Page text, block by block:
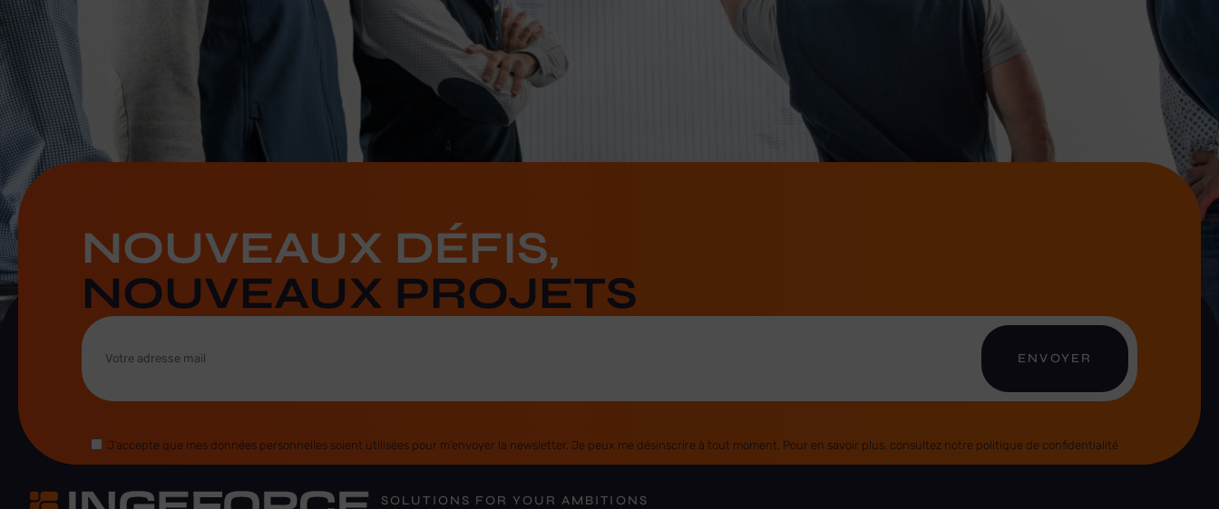
NOUVEAUX DÉFIS,
NOUVEAUX PROJETS
J’accepte que mes données personnelles soient utilisées pour m’envoyer la newsletter. Je peux me désinscrire à tout moment. Pour en savoir plus, consultez notre politique de confidentialité
ENVOYER
SOLUTIONS FOR YOUR AMBITIONS